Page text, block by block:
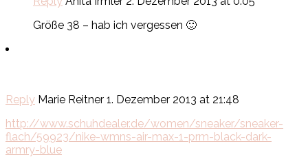
Größe 38 – hab ich vergessen 🙂
Reply Marie Reitner 1. Dezember 2013 at 21:48
http://www.schuhdealer.de/women/sneaker/sneaker-
flach/59923/nike-wmns-air-max-1-prm-black-dark-
armry-blue